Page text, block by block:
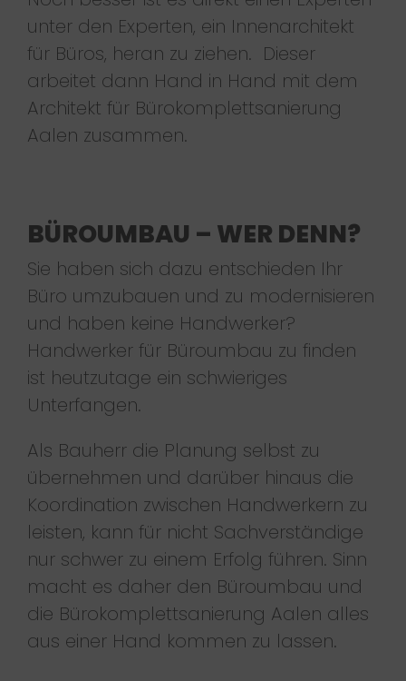
unter den Experten, ein Innenarchitekt
für Büros, heran zu ziehen. Dieser
arbeitet dann Hand in Hand mit dem
Architekt für Bürokomplettsanierung
Aalen zusammen.
BÜROUMBAU – WER DENN?
Sie haben sich dazu entschieden Ihr
Büro umzubauen und zu modernisieren
und haben keine Handwerker?
Handwerker für Büroumbau zu finden
ist heutzutage ein schwieriges
Unterfangen.
Als Bauherr die Planung selbst zu
übernehmen und darüber hinaus die
Koordination zwischen Handwerkern zu
leisten, kann für nicht Sachverständige
nur schwer zu einem Erfolg führen. Sinn
macht es daher den Büroumbau und
die Bürokomplettsanierung Aalen alles
aus einer Hand kommen zu lassen.